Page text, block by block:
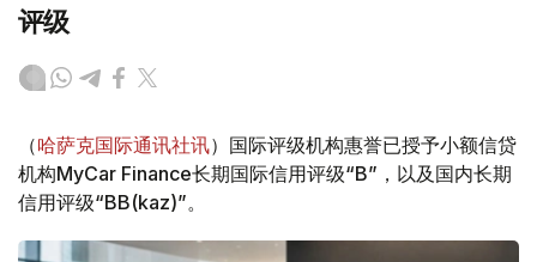
评级
（哈萨克国际通讯社讯）国际评级机构惠誉已授予小额信贷
机构MyCar Finance长期国际信用评级“B”，以及国内长期
信用评级“BB(kaz)”。